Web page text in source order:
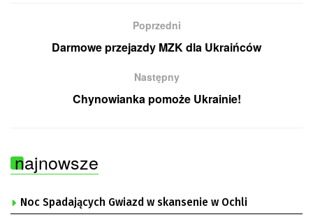
Poprzedni
Darmowe przejazdy MZK dla Ukraińców
Następny
Chynowianka pomoże Ukrainie!
najnowsze
Noc Spadających Gwiazd w skansenie w Ochli